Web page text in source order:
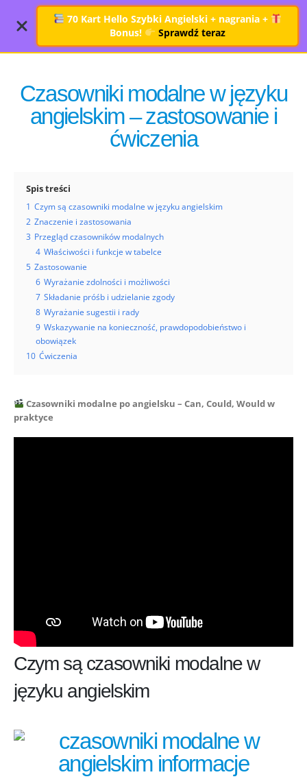
Czasowniki modalne w języku
angielskim – zastosowanie i
ćwiczenia
Spis treści
1 Czym są czasowniki modalne w języku angielskim
2 Znaczenie i zastosowania
3 Przegląd czasowników modalnych
4 Właściwości i funkcje w tabelce
5 Zastosowanie
6 Wyrażanie zdolności i możliwości
7 Składanie próśb i udzielanie zgody
8 Wyrażanie sugestii i rady
9 Wskazywanie na konieczność, prawdopodobieństwo i
obowiązek
10 Ćwiczenia
Czasowniki modalne po angielsku – Can, Could, Would w
praktyce
Czym są czasowniki modalne w
języku angielskim
70 Kart Hello Szybki Angielski + nagrania +
Bonus!
Sprawdź teraz